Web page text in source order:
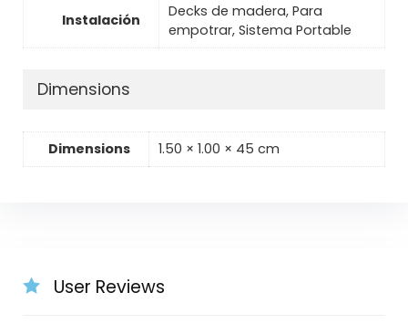
Instalación
Decks de madera, Para
empotrar, Sistema Portable
Dimensions
Dimensions 1.50 × 1.00 × 45 cm
User Reviews